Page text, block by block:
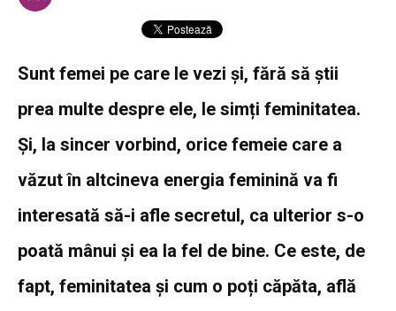
Sunt femei pe care le vezi și, fără să știi
prea multe despre ele, le simți feminitatea.
Și, la sincer vorbind, orice femeie care a
văzut în altcineva energia feminină va fi
interesată să-i afle secretul, ca ulterior s-o
poată mânui și ea la fel de bine. Ce este, de
fapt, feminitatea și cum o poți căpăta, află